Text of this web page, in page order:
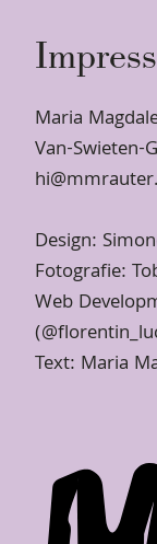
Maria
Van-Swieten-
Design:
Fotografie:
Web
(
Text: Maria